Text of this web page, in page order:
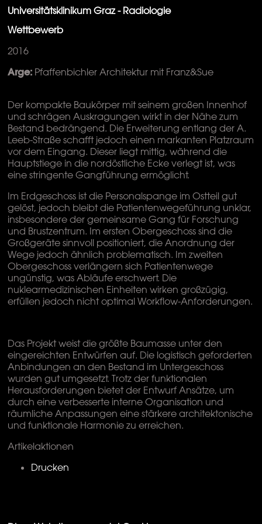
Universitätsklinikum Graz - Radiologie
Wettbewerb
2016
Arge: Pfaffenbichler Architektur mit Franz&Sue
Der kompakte Baukörper mit seinem großen Innenhof
und schrägen Auskragungen wirkt in der Nähe zum
Bestand bedrängend. Die Erweiterung entlang der A.
Leeb-Straße schafft jedoch einen markanten Platzraum
vor dem Eingang. Dieser liegt mittig, während die
Hauptstiege in die nordöstliche Ecke verlegt ist, was
eine stringente Gangführung ermöglicht.
Im Erdgeschoss ist die Personalspange im Ostteil gut
gelöst, jedoch bleibt die Patientenwegeführung unklar,
insbesondere der gemeinsame Gang für Forschung
und Brustzentrum. Im ersten Obergeschoss sind die
Großgeräte sinnvoll positioniert, die Anordnung der
Wege jedoch ähnlich problematisch. Im zweiten
Obergeschoss verlängern sich Patientenwege
ungünstig, was Abläufe erschwert. Die
nuklearmedizinischen Einheiten wirken großzügig,
erfüllen jedoch nicht optimal Workflow-Anforderungen.
Das Projekt weist die größte Baumasse unter den
eingereichten Entwürfen auf. Die logistisch geforderten
Anbindungen an den Bestand im Untergeschoss
wurden gut umgesetzt. Trotz der funktionalen
Herausforderungen bietet der Entwurf Ansätze, um
durch eine verbesserte interne Organisation und
räumliche Anpassungen eine stärkere architektonische
und funktionale Harmonie zu erreichen.
Artikelaktionen
Drucken